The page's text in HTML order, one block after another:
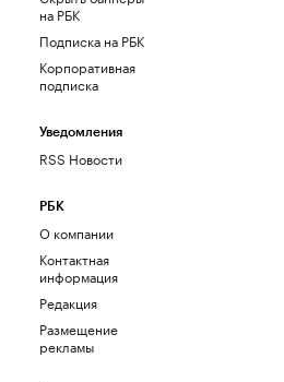
на РБК
Подписка на РБК
Корпоративная
подписка
Уведомления
RSS Новости
РБК
О компании
Контактная
информация
Редакция
Размещение
рекламы